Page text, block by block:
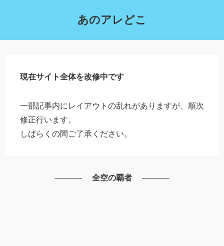
あのアレどこ
現在サイト全体を改修中です
一部記事内にレイアウトの乱れがありますが、順次
修正行います。
しばらくの間ご了承ください。
全空の覇者